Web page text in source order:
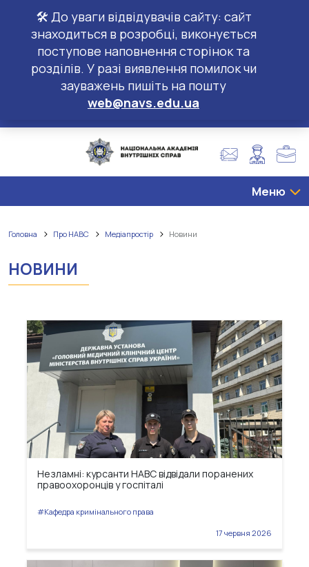
🛠️ До уваги відвідувачів сайту: сайт
знаходиться в розробці, виконується
поступове наповнення сторінок та
розділів. У разі виявлення помилок чи
зауважень пишіть на пошту
web@navs.edu.ua
Меню
Головна Про НАВС Медіапростір Новини
НОВИНИ
Незламні: курсанти НАВС відвідали поранених
правоохоронців у госпіталі
#Кафедра кримінального права
17 червня 2026